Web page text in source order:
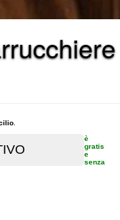
è
gratis
e
senza